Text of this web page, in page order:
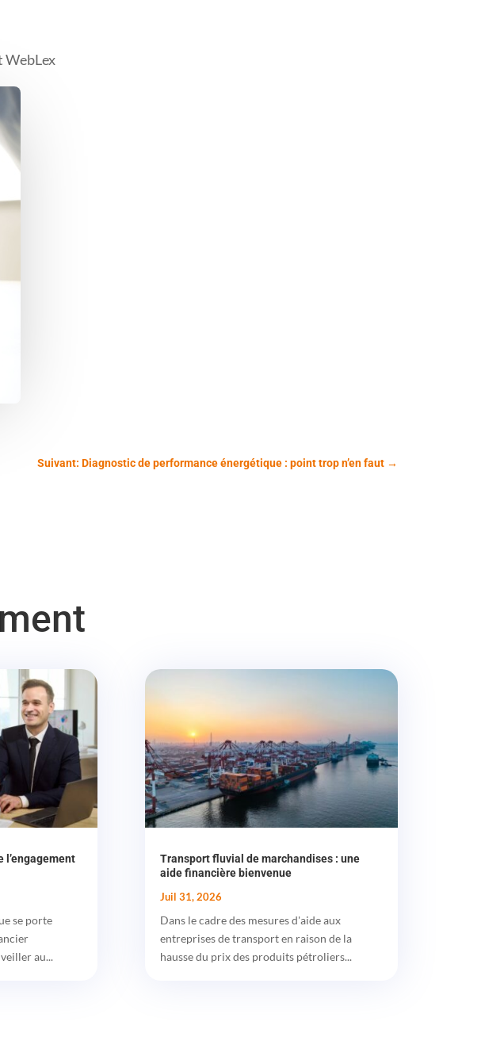
WebLex
Suivant: Diagnostic de performance énergétique : point trop n’en faut→
l’engagement
se porte
au...
Transport fluvial de marchandises : une
aide financière bienvenue
Juil 31, 2026
Dans le cadre des mesures d'aide aux
entreprises de transport en raison de la
hausse du prix des produits pétroliers...